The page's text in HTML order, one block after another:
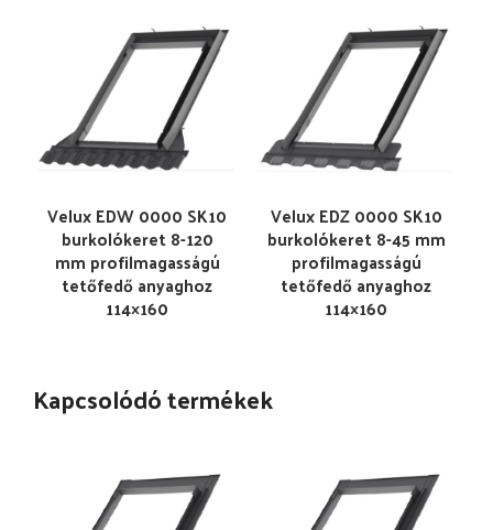
Velux EDW 0000 SK10
burkolókeret 8-120
mm profilmagasságú
tetőfedő anyaghoz
114×160
Velux EDZ 0000 SK10
burkolókeret 8-45 mm
profilmagasságú
tetőfedő anyaghoz
114×160
Kapcsolódó termékek